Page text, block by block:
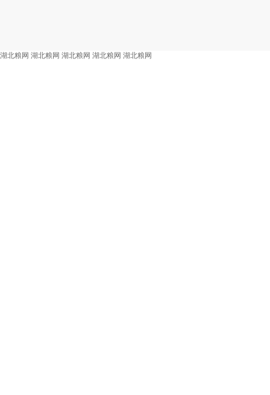
湖北粮网 湖北粮网 湖北粮网 湖北粮网 湖北粮网